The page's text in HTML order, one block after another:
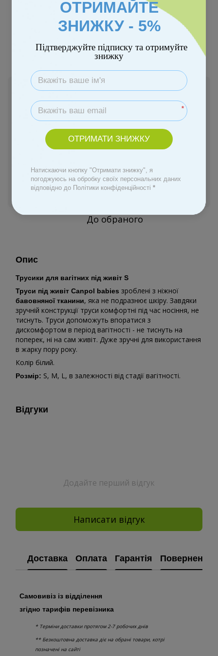
В наявності
219 грн
Купити
Замовити швидко
Увійтидля відображення персональної знижки
До обраного
Опис
Трусики для вагітних під живіт S
Труси під живіт Canpol babies зроблені з ніжної
бавовняної тканини, яка не подразнює шкіру. Завдяки
зручній конструкції труси комфортні під час носіння, не
тиснуть. Труси допоможуть впоратися з
дискомфортом в період вагітності - не тиснуть на
поперек, ні на сам живіт. Дуже зручні для використання
в жарку пору року.
Колір білий.
Розмір: S, M, L, в залежності від стадії вагітності.
Відгуки
Додайте перший відгук
Написати відгук
Доставка Оплата Гарантія Повернення
Самовивіз із відділення
згідно тарифів перевізника
* Терміни доставки протягом 2-7 робочих днів
** Безкоштовна доставка діє на обрані товари, котрі
позначені на сайті
ОТРИМАЙТЕ
ЗНИЖКУ - 5%
Підтверджуйте підписку та отримуйте
знижку
*
ОТРИМАТИ ЗНИЖКУ
Натискаючи кнопку "Отримати знижку", я
погоджуюсь на обробку своїх персональних даних
відповідно до Політики конфіденційності *